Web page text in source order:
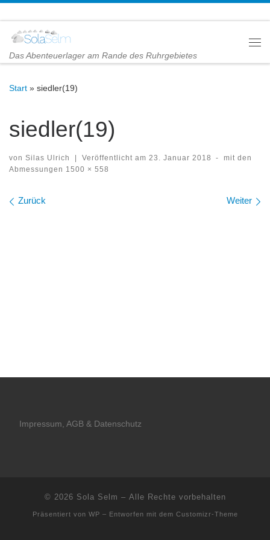
Das Abenteuerlager am Rande des Ruhrgebietes
Start » siedler(19)
siedler(19)
von Silas Ulrich Veröffentlicht am 23. Januar 2018 -
mit den
Abmessungen 1500 × 558
Bilder Navigation
Zurück Weiter
Impressum, AGB & Datenschutz
© 2026 Sola Selm – Alle Rechte vorbehalten
Präsentiert von WP – Entworfen mit dem Customizr-Theme